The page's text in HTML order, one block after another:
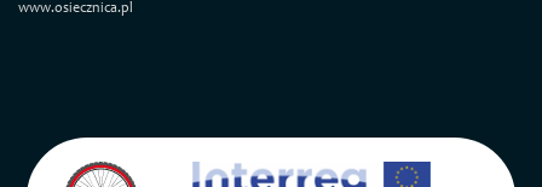
www.osiecznica.pl